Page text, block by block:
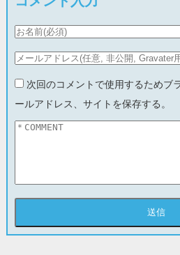
次回のコメントで使用するためブ
ールアドレス、サイトを保存する。